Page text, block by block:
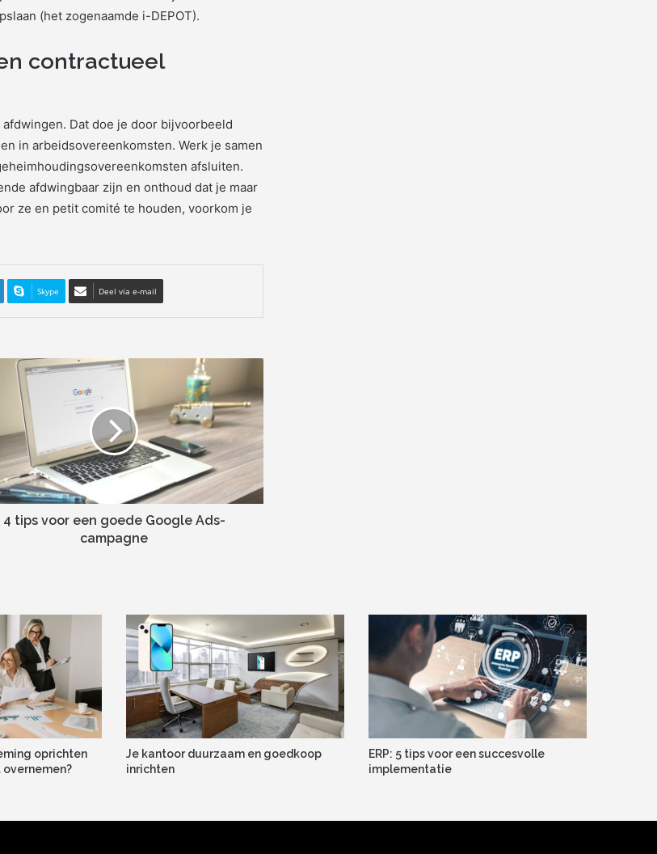
(het zogenaamde i-DEPOT).
contractueel
Dat doe je door bijvoorbeeld
in arbeidsovereenkomsten. Werk je samen
afsluiten.
afdwingbaar zijn en onthoud dat je maar
ze en petit comité te houden, voorkom je
Skype Deel via e-mail
4 tips voor een goede Google Ads-
campagne
oprichten
overnemen?
Je kantoor duurzaam en goedkoop
inrichten
ERP: 5 tips voor een succesvolle
implementatie